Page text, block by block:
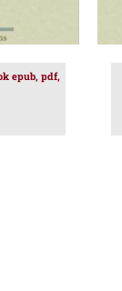
epub, pdf,